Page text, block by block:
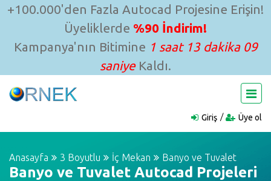
+100.000'den Fazla Autocad Projesine Erişin!
Üyeliklerde %90 İndirim!
Kampanya'nın Bitimine 1 saat 13 dakika 09
saniyeKaldı.
Giriş Üye ol
Anasayfa 3 Boyutlu İç Mekan Banyo ve Tuvalet
Banyo ve Tuvalet Autocad Projeleri